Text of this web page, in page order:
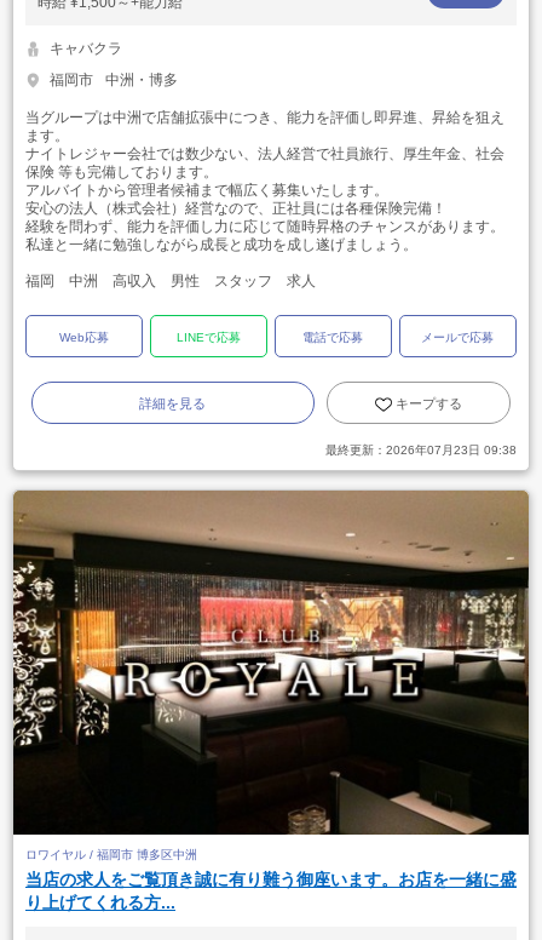
キャバクラ
福岡市
中洲・博多
当グループは中洲で店舗拡張中につき、能力を評価し即昇進、昇給を狙え
ます。
ナイトレジャー会社では数少ない、法人経営で社員旅行、厚生年金、社会
保険 等も完備しております。
アルバイトから管理者候補まで幅広く募集いたします。
安心の法人（株式会社）経営なので、正社員には各種保険完備！
経験を問わず、能力を評価し力に応じて随時昇格のチャンスがあります。
私達と一緒に勉強しながら成長と成功を成し遂げましょう。
福岡 中洲 高収入 男性 スタッフ 求人
Web応募 LINEで応募 電話で応募 メールで応募
詳細を見る キープする
最終更新： 2026年07月23日 09:38
ロワイヤル / 福岡市 博多区中洲
当店の求人をご覧頂き誠に有り難う御座います。お店を一緒に盛
り上げてくれる方...